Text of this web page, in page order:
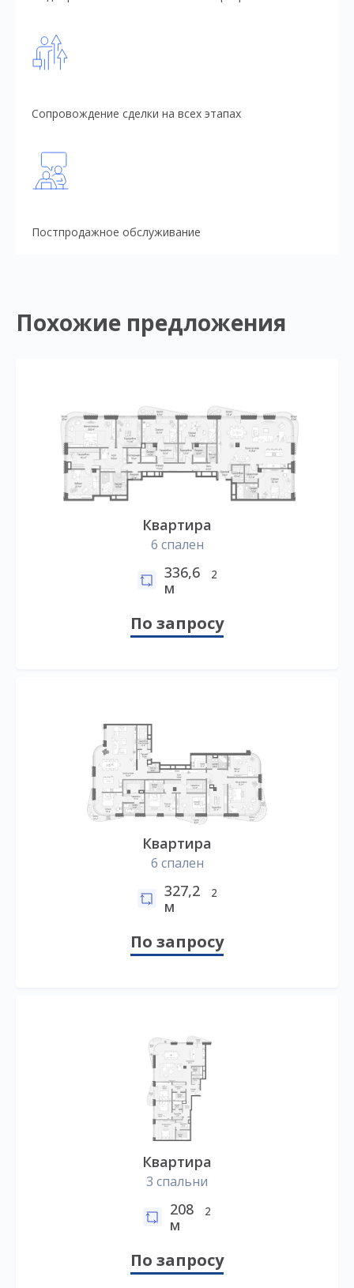
Сопровождение сделки на всех этапах
Постпродажное обслуживание
Похожие предложения
Квартира
6 спален
336,6
м
2
По запросу
Квартира
6 спален
327,2
м
2
По запросу
Квартира
3 спальни
208
м
2
По запросу